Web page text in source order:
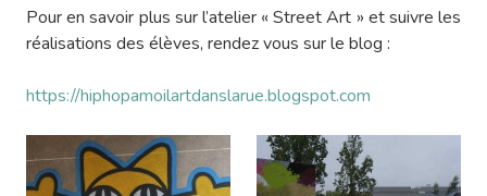
Pour en savoir plus sur l’atelier « Street Art » et suivre les
réalisations des élèves, rendez vous sur le blog :
https://hiphopamoilartdanslarue.blogspot.com